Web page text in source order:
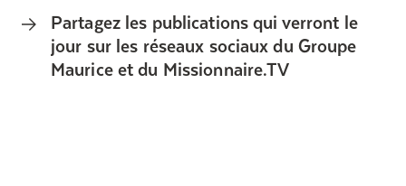
Partagez les publications qui verront le
jour sur les réseaux sociaux du Groupe
Maurice et du Missionnaire.TV